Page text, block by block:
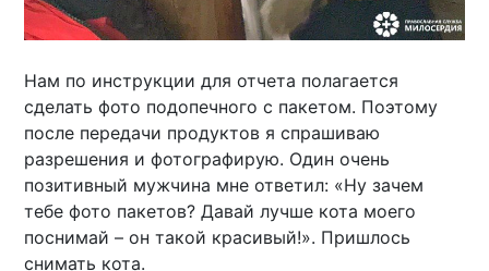
Нам по инструкции для отчета полагается
сделать фото подопечного с пакетом. Поэтому
после передачи продуктов я спрашиваю
разрешения и фотографирую. Один очень
позитивный мужчина мне ответил: «Ну зачем
тебе фото пакетов? Давай лучше кота моего
поснимай – он такой красивый!». Пришлось
снимать кота.